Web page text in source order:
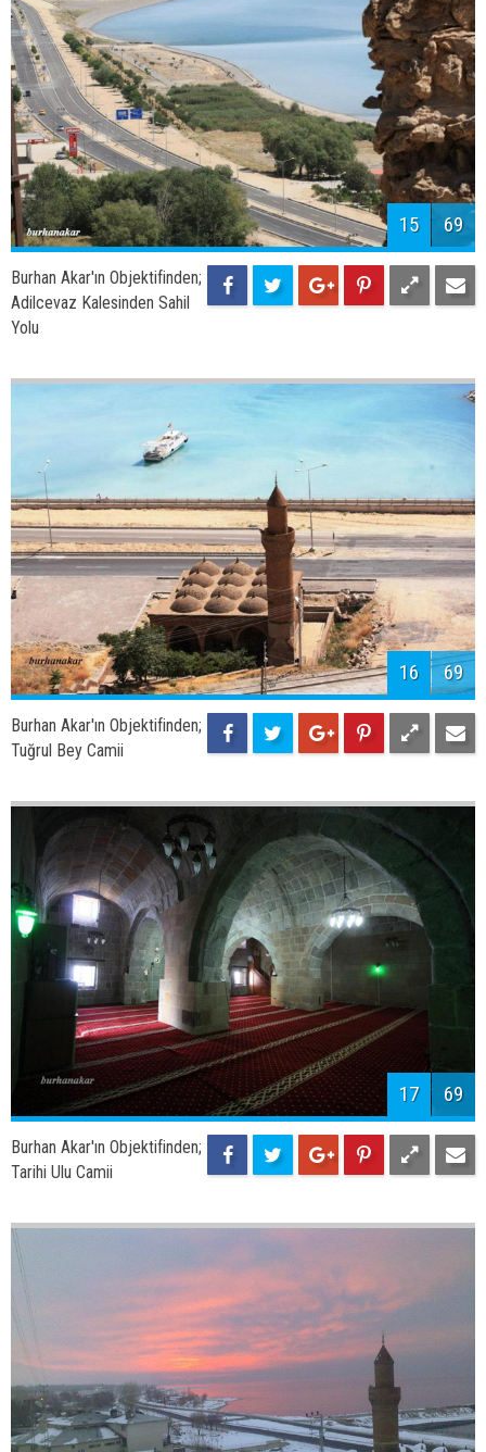
15 69
Burhan Akar'ın Objektifinden;
Adilcevaz Kalesinden Sahil
Yolu
16 69
Burhan Akar'ın Objektifinden;
Tuğrul Bey Camii
17 69
Burhan Akar'ın Objektifinden;
Tarihi Ulu Camii